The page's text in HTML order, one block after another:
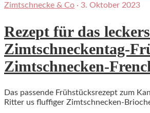
Zimtschnecke & Co · 3. Oktober 2023
Rezept für das
Zimtschneckentag-
Zimtschnecken-
Das passende Frühstücksrezept zum
Ritter us fluffiger Zimtschnecken-